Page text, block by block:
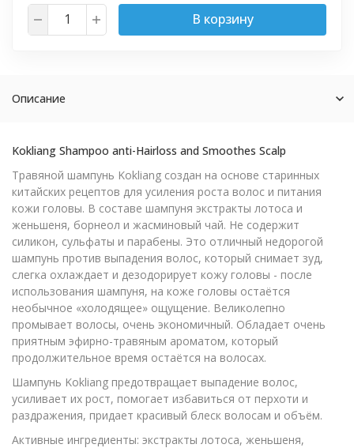
В корзину
Описание
Kokliang Shampoo anti-Hairloss and Smoothes Scalp
Травяной шампунь Kokliang создан на основе старинных
китайских рецептов для усиления роста волос и питания
кожи головы. В составе шампуня экстракты лотоса и
женьшеня, борнеол и жасминовый чай. Не содержит
силикон, сульфаты и парабены. Это отличный недорогой
шампунь против выпадения волос, который снимает зуд,
слегка охлаждает и дезодорирует кожу головы - после
использования шампуня, на коже головы остаётся
необычное «холодящее» ощущение. Великолепно
промывает волосы, очень экономичный. Обладает очень
приятным эфирно-травяным ароматом, который
продолжительное время остаётся на волосах.
Шампунь Kokliang предотвращает выпадение волос,
усиливает их рост, помогает избавиться от перхоти и
раздражения, придает красивый блеск волосам и объём.
Активные ингредиенты: экстракты лотоса, женьшеня,